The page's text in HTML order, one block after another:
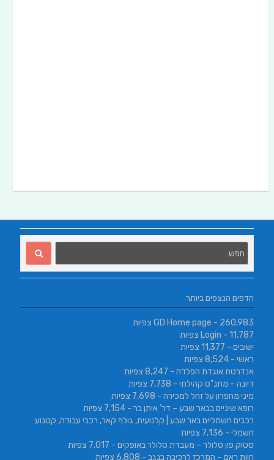
הדפים הנצפים ביותר
GD Home page - 260,983 צפיות
Login - 11,787 צפיות
ישובים - 11,377 צפיות
ראשי - 8,524 צפיות
אנדרטת אוגדת הפלדה - 8,247 צפיות
דיונה – מתנ"ס קהילתי - 7,738 צפיות
מיני מחפרון על זחל למכירה - 7,698 צפיות
רופא שיניים בבאר שבע – דר' איתן בר - 7,154 צפיות
רכבים חשמליים באר שבע | קלנועית, גולף קאר, רכבי עבודה, קטנוע
חשמלי - 7,136 צפיות
סטוק פון סלולר – מעבדת סלולר באופקים - 7,017 צפיות
חוות ראם – המרכז לרכיבה בנגב - 6,808 צפיות